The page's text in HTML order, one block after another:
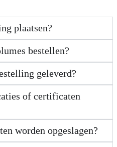
plaatsen?
bestellen?
geleverd?
of certificaten
worden opgeslagen?